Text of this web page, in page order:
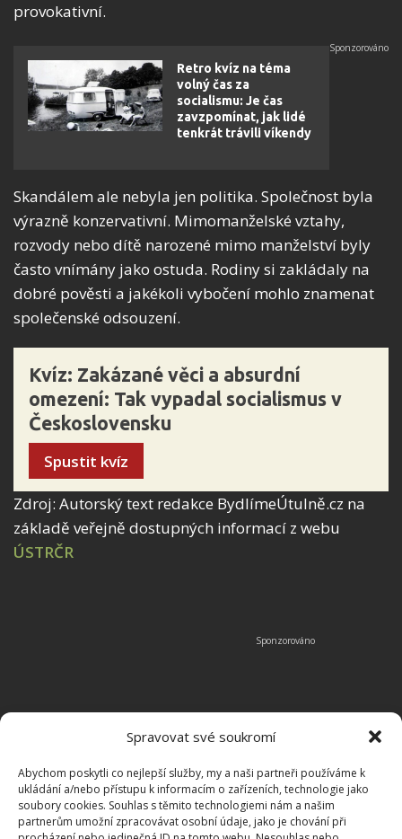
Spravovat své soukromí
Abychom poskytli co nejlepší služby, my a naši partneři používáme k
ukládání a/nebo přístupu k informacím o zařízeních, technologie jako
soubory cookies. Souhlas s těmito technologiemi nám a našim
partnerům umožní zpracovávat osobní údaje, jako je chování při
provokativní.
Retro kvíz na téma
volný čas za
socialismu: Je čas
zavzpomínat, jak lidé
tenkrát trávili víkendy
Skandálem ale nebyla jen politika. Společnost byla
výrazně konzervativní. Mimomanželské vztahy,
rozvody nebo dítě narozené mimo manželství byly
často vnímány jako ostuda. Rodiny si zakládaly na
dobré pověsti a jakékoli vybočení mohlo znamenat
společenské odsouzení.
Kvíz: Zakázané věci a absurdní
omezení: Tak vypadal socialismus v
Československu
Spustit kvíz
Zdroj: Autorský text redakce BydlímeÚtulně.cz na
základě veřejně dostupných informací z webu
ÚSTRČR